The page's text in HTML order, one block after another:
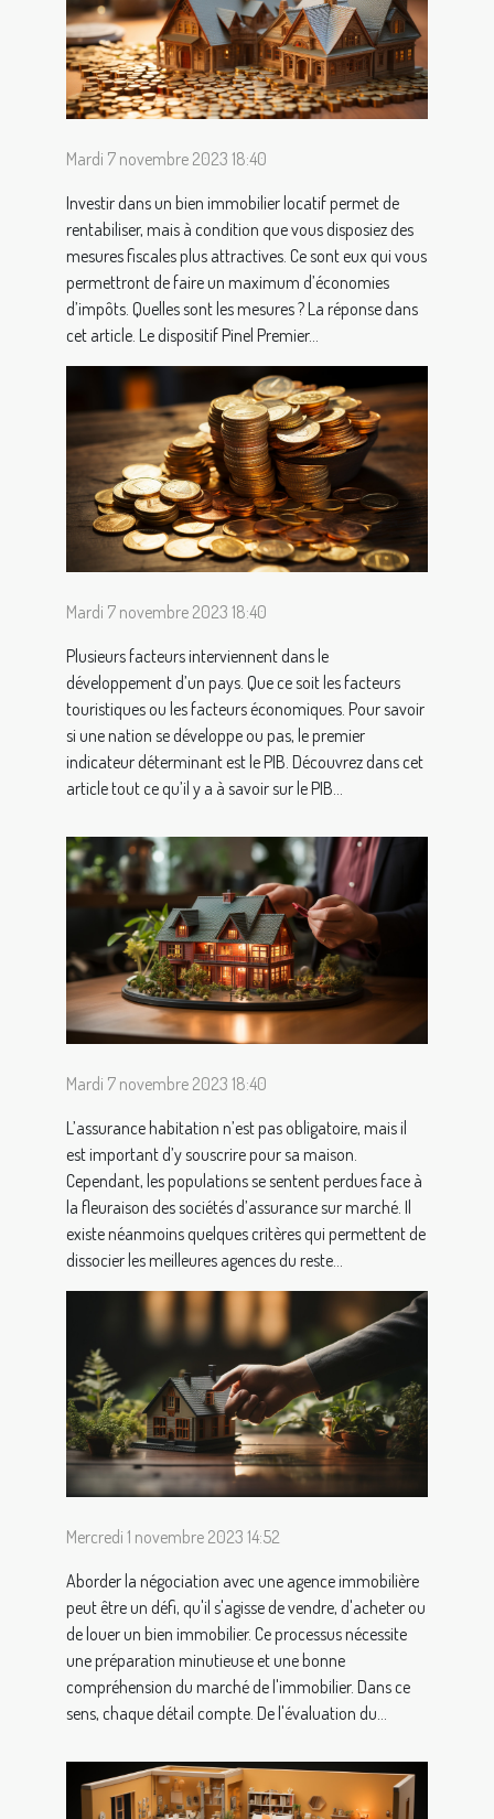
Mardi 7 novembre 2023 18:40
Investir dans un bien immobilier locatif permet de
rentabiliser, mais à condition que vous disposiez des
mesures fiscales plus attractives. Ce sont eux qui vous
permettront de faire un maximum d’économies
d’impôts. Quelles sont les mesures ? La réponse dans
cet article. Le dispositif Pinel Premier...
Mardi 7 novembre 2023 18:40
Plusieurs facteurs interviennent dans le
développement d’un pays. Que ce soit les facteurs
touristiques ou les facteurs économiques. Pour savoir
si une nation se développe ou pas, le premier
indicateur déterminant est le PIB. Découvrez dans cet
article tout ce qu’il y a à savoir sur le PIB...
Mardi 7 novembre 2023 18:40
L’assurance habitation n’est pas obligatoire, mais il
est important d’y souscrire pour sa maison.
Cependant, les populations se sentent perdues face à
la fleuraison des sociétés d’assurance sur marché. Il
existe néanmoins quelques critères qui permettent de
dissocier les meilleures agences du reste...
Mercredi 1 novembre 2023 14:52
Aborder la négociation avec une agence immobilière
peut être un défi, qu'il s'agisse de vendre, d'acheter ou
de louer un bien immobilier. Ce processus nécessite
une préparation minutieuse et une bonne
compréhension du marché de l'immobilier. Dans ce
sens, chaque détail compte. De l'évaluation du...